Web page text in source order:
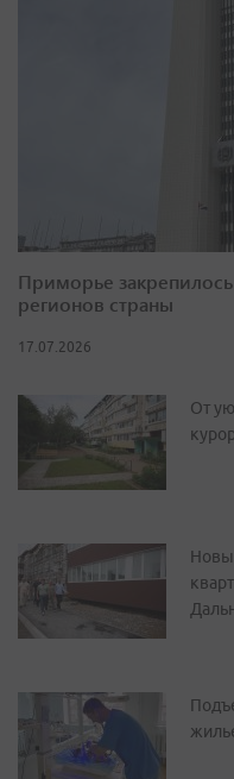
Приморье
регионов страны
17.07.2026
От